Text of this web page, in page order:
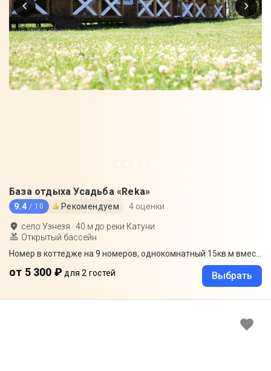
База отдыха Усадьба «Reka»
9.4 / 10 Рекомендуем 4 оценки
село Узнезя ·40 м до реки Катуни
Открытый бассейн
Номер в коттедже на 9 номеров, однокомнатный 15кв.м вместе с санузлом, есть отдельный вход в номер с улицы, своя терраса со столом и стульями
от 5 300 ₽ для 2 гостей Выбрать